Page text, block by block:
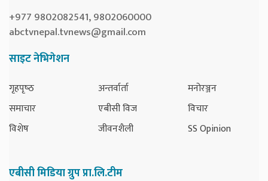
+977 9802082541, 9802060000
abctvnepal.tvnews@gmail.com
साइट नेभिगेशन
गृहपृष्‍ठ
समाचार
विशेष
अन्तर्वार्ता
एबीसी विज
जीवनशैली
मनोरञ्जन
विचार
SS Opinion
एबीसी मिडिया ग्रुप प्रा.लि.टीम